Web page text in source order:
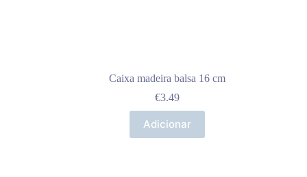
Caixa madeira balsa 16 cm
€3.49
Adicionar